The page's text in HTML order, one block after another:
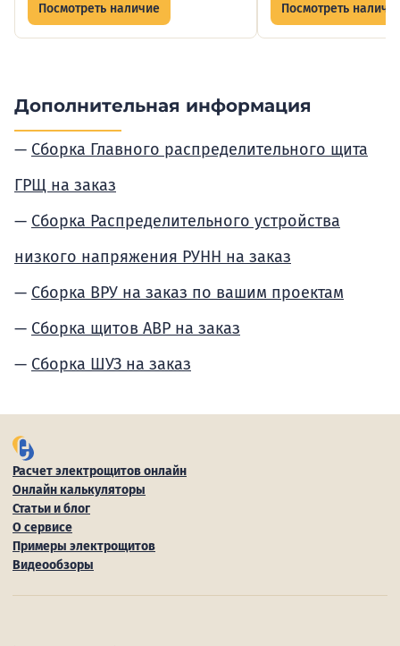
Посмотреть наличие Посмотреть
Дополнительная информация
Сборка Главного распределительного щита
ГРЩ на заказ
Сборка Распределительного устройства
низкого напряжения РУНН на заказ
Сборка ВРУ на заказ по вашим проектам
Сборка щитов АВР на заказ
Сборка ШУЗ на заказ
Расчет электрощитов онлайн
Онлайн калькуляторы
Статьи и блог
О сервисе
Примеры электрощитов
Видеообзоры